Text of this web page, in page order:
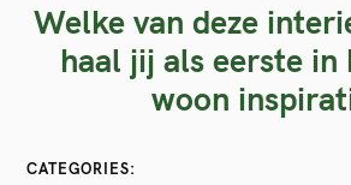
Welke van deze
haal jij als eerste in
woon
CATEGORIES